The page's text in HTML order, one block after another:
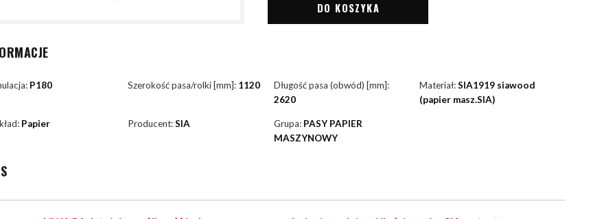
DO KOSZYKA
P180 Szerokość pasa/rolki [mm]: 1120
Długość pasa (obwód) [mm]:
2620
Materiał:SIA1919 siawood
(papier masz.SIA)
Papier Producent:SIA Grupa: PASY PAPIER
MASZYNOWY